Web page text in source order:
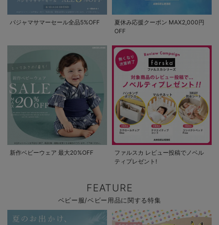
パジャマサマーセール全品5%OFF
夏休み応援クーポン MAX2,000円
OFF
新作ベビーウェア 最大20%OFF
ファルスカ レビュー投稿でノベル
ティプレゼント!
FEATURE
ベビー服/ベビー用品に関する特集